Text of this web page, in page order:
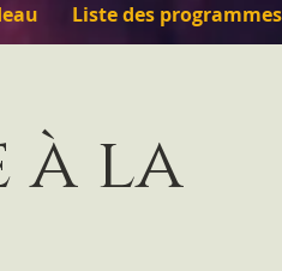
Liste des programmes
à la